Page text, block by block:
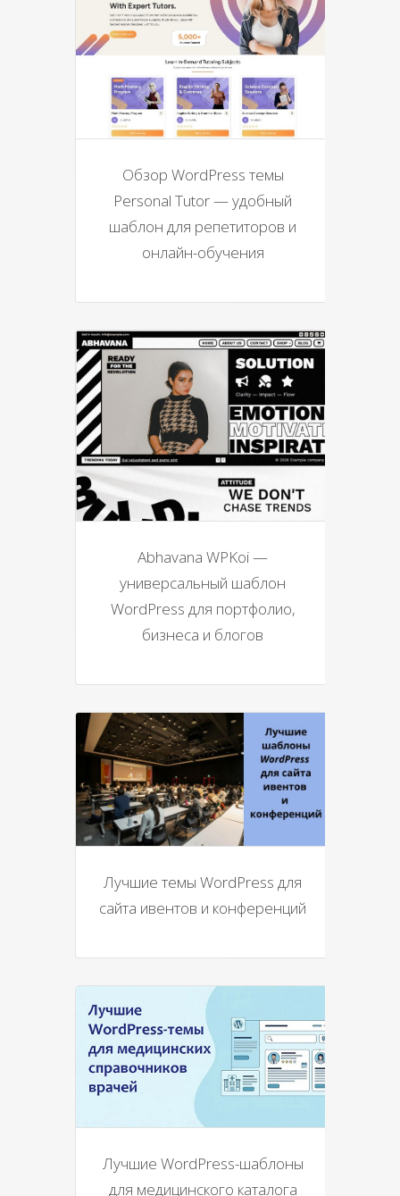
Обзор WordPress темы
Personal Tutor — удобный
шаблон для репетиторов и
онлайн-обучения
Abhavana WPKoi —
универсальный шаблон
WordPress для портфолио,
бизнеса и блогов
Лучшие темы WordPress для
сайта ивентов и конференций
Лучшие WordPress-шаблоны
для медицинского каталога